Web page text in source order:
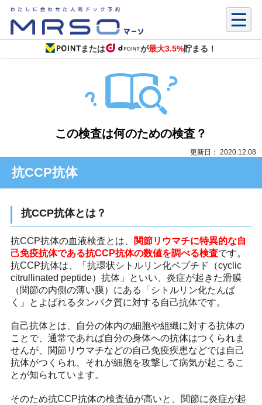
または が最大3.5%貯まる！
この検査は何のための検査？
更新日： 2020.12.08
抗CCP抗体
抗CCP抗体とは？
抗CCP抗体の血液検査とは、
関節リウマチに特異的な自
己免疫抗体である抗CCP抗体の数値を調べる検査です。
抗CCP抗体は、「抗環状シトルリン化ペプチド（cyclic
citrullinated peptide）抗体」といい、炎症が起きた滑膜
（関節の内側の薄い膜）にある「シトルリン化たんぱ
く」とよばれるタンパク質に対する自己抗体です。
自己抗体とは、自分の体内の細胞や組織に対する抗体の
ことで、通常であれば自分の身体への抗体はつくられま
せんが、関節リウマチなどの自己免疫疾患などでは自己
抗体がつくられ、それが細胞を攻撃して病気が起こるこ
とが知られています。
そのため抗CCP抗体の検査値が高いと、関節に炎症が起